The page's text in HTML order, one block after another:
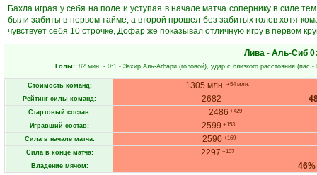
Бахла играя у себя на поле и уступая в начале матча сопернику в силе
были забиты в первом тайме, а второй прошел без забитых голов хотя
чувствует себя 10 строчке, Дофар же показывал отличную игру в первом
Лива- Аль-Сиб
Голы: 82 мин. - 0:1 - Захир Аль-Агбари (головой), удар с близкого расстояния (пас -
Стоимость команд: 1305 млн. +54 млн.
Рейтинг силы команд: 2682
Стартовый состав: 2486 +429
Игравший состав: 2599 +153
Сила в начале матча: 2590+169
Сила в конце матча: 2297 +107
Владение мячом:
46%